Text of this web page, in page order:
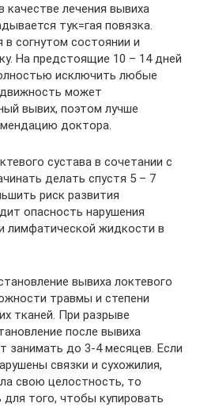
качестве лечения вывиха
тук=гая повязка.
в согнутом состоянии и
На предстоящие 10 – 14 дней
исключить любые
может
вывих, поэтом лучше
доктора.
сустава в сочетании с
делать спустя 5 – 7
риск развития
опасность нарушения
лимфатической жидкости в
вывиха локтевого
травмы и степени
тканей. При разрыве
после вывиха
занимать до 3-4 месяцев. Если
связки и сухожилия,
свою целостность, то
того, чтобы купировать